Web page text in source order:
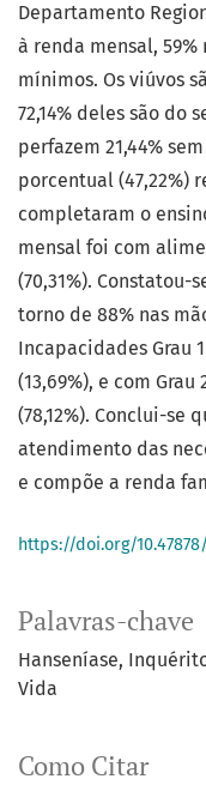
Palavras-chave
Hanseníase
Vida
Como Citar
Departamento
à renda mensal,
mínimos. Os viúvos
72,14% deles são do
perfazem 21,44%
porcentual (47,22%)
completaram o
mensal foi com
(70,31%).
torno de 88% nas
Incapacidades Grau
(13,69%), e com
(78,12%). Conclui-se
atendimento das
e compõe a renda
https://doi.org/10.47878/